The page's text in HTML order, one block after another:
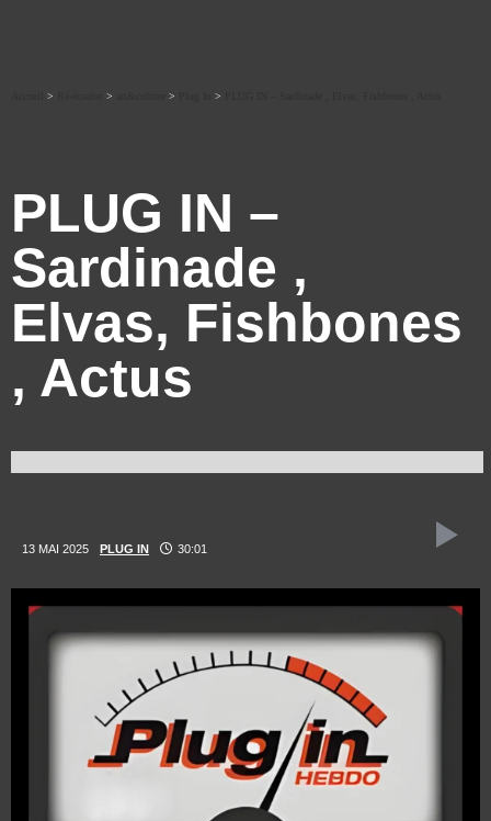
> > > >
PLUG IN –
Sardinade ,
Elvas, Fishbones
, Actus
13 MAI 2025 PLUG IN 30:01